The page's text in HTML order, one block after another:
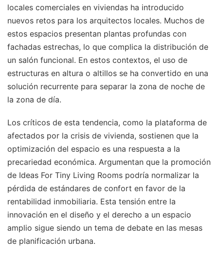
locales comerciales en viviendas ha introducido
nuevos retos para los arquitectos locales. Muchos de
estos espacios presentan plantas profundas con
fachadas estrechas, lo que complica la distribución de
un salón funcional. En estos contextos, el uso de
estructuras en altura o altillos se ha convertido en una
solución recurrente para separar la zona de noche de
la zona de día.
Los críticos de esta tendencia, como la plataforma de
afectados por la crisis de vivienda, sostienen que la
optimización del espacio es una respuesta a la
precariedad económica. Argumentan que la promoción
de Ideas For Tiny Living Rooms podría normalizar la
pérdida de estándares de confort en favor de la
rentabilidad inmobiliaria. Esta tensión entre la
innovación en el diseño y el derecho a un espacio
amplio sigue siendo un tema de debate en las mesas
de planificación urbana.